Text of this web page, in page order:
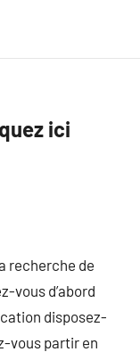
ici
recherche de
vous d’abord
disposez-
vous partir en